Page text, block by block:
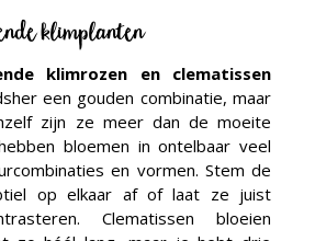
klimplanten
klimrozen en clematissen
een gouden combinatie, maar
zijn ze meer dan de moeite
bloemen in ontelbaar veel
en vormen. Stem de
op elkaar af of laat ze juist
Clematissen bloeien